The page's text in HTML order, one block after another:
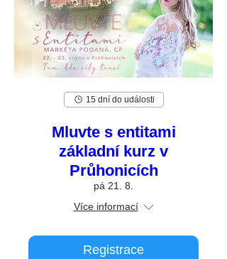
15 dní do události
Mluvte s entitami
základní kurz v
Průhonicích
pá 21. 8.
Více informací
Registrace